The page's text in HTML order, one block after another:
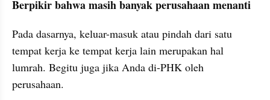
Berpikir bahwa masih banyak perusahaan menanti
Pada dasarnya, keluar-masuk atau pindah dari satu
tempat kerja ke tempat kerja lain merupakan hal
lumrah. Begitu juga jika Anda di-PHK oleh
perusahaan.